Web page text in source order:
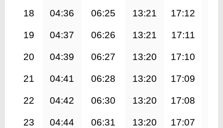
18 04:36 06:25 13:21 17:12
19 04:37 06:26 13:21 17:11
20 04:39 06:27 13:20 17:10
21 04:41 06:28 13:20 17:09
22 04:42 06:30 13:20 17:08
23 04:44 06:31 13:20 17:07